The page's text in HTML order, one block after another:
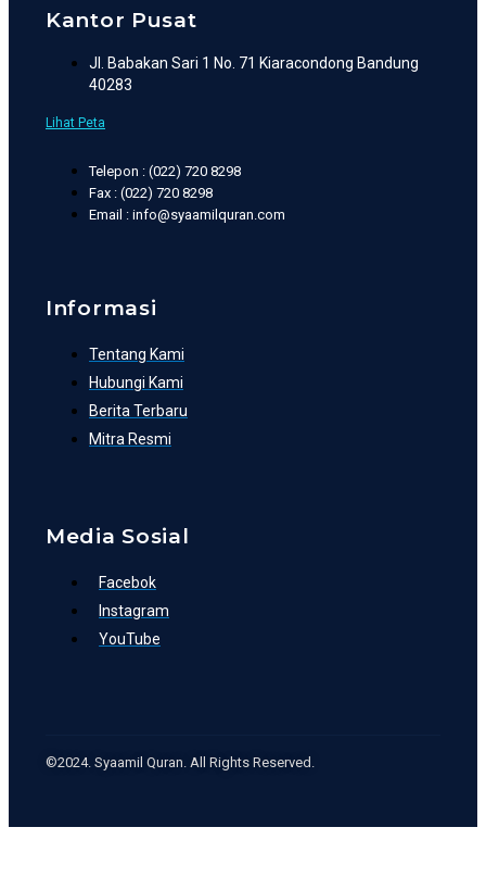
Kantor Pusat
Jl. Babakan Sari 1 No. 71 Kiaracondong Bandung
40283
Lihat Peta
Telepon : (022) 720 8298
Fax : (022) 720 8298
Email : info@syaamilquran.com
Informasi
Tentang Kami
Hubungi Kami
Berita Terbaru
Mitra Resmi
Media Sosial
Facebok
Instagram
YouTube
©2024. Syaamil Quran. All Rights Reserved.